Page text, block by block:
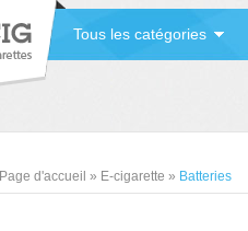
Tous les catégories
Page d'accueil » E-cigarette » Batteries